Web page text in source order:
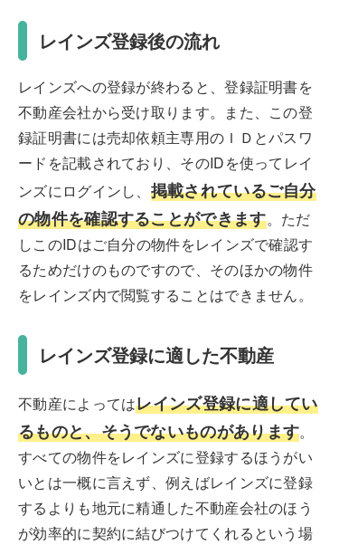
レインズ登録後の流れ
レインズへの登録が終わると、登録証明書を
不動産会社から受け取ります。また、この登
録証明書には売却依頼主専用のＩＤとパスワ
ードを記載されており、そのIDを使ってレイ
ンズにログインし、 掲載されているご自分
の物件を確認することができます。ただ
しこのIDはご自分の物件をレインズで確認す
るためだけのものですので、そのほかの物件
をレインズ内で閲覧することはできません。
レインズ登録に適した不動産
不動産によってはレインズ登録に適してい
るものと、そうでないものがあります。
すべての物件をレインズに登録するほうがい
いとは一概に言えず、例えばレインズに登録
するよりも地元に精通した不動産会社のほう
が効率的に契約に結びつけてくれるという場